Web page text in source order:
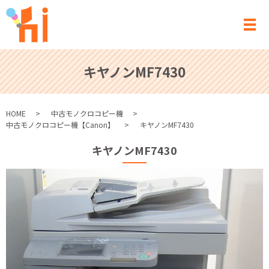
メ
キヤノンMF7430
HOME
中古モノクロコピー機
中古モノクロコピー機【Canon】
キヤノンMF7430
キヤノンMF7430